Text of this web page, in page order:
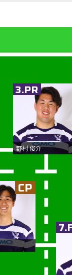
3.PR
野村 俊介
CP